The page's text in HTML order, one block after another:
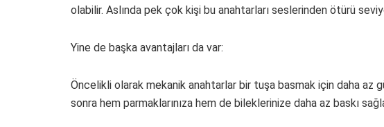
olabilir. Aslında pek çok kişi bu anahtarları seslerinden ötürü
Yine de başka avantajları da var:
Öncelikli olarak mekanik anahtarlar bir tuşa basmak için daha az
sonra hem parmaklarınıza hem de bileklerinize daha az baskı